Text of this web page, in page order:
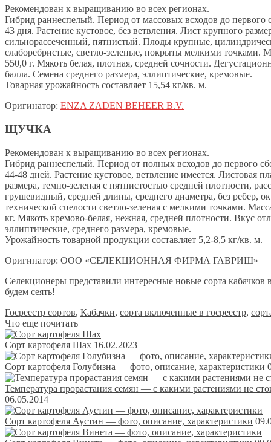
Рекомендован к выращиванию во всех регионах.
Гибрид раннеспелый. Период от массовых всходов до первого
43 дня. Растение кустовое, без ветвления. Лист крупного
сильнорассеченный, пятнистый. Плоды крупные,
слаборебристые, светло-зеленые, покрыты мелкими точками.
550,0 г. Мякоть белая, плотная, средней сочности.
балла. Семена среднего размера, эллиптические, кремовые.
Товарная урожайность составляет 15,54 кг/кв. м.
Оригинатор: ENZA ZADEN BEHEER B.V.
ЩУЧКА
Рекомендован к выращиванию во всех регионах.
Гибрид раннеспелый. Период от полных всходов до первого
44-48 дней. Растение кустовое, ветвление имеется. Листовая
размера, темно-зеленая с пятнистостью средней плотности,
грушевидный, средней длины, среднего диаметра, без ребер,
технической спелости светло-зеленая с мелкими точками.
кг. Мякоть кремово-белая, нежная, средней плотности. Вкус
эллиптические, среднего размера, кремовые.
Урожайность товарной продукции составляет 5,2-8,5 кг/кв. м.
Оригинатор: ООО «СЕЛЕКЦИОННАЯ ФИРМА ГАВРИШ»
Селекционеры представили интересные новые сорта
будем сеять!
Госреестр сортов, Кабачки, сорта включенные в госреестр,
Что еще почитать
Сорт картофеля Шах 16.02.2023
Сорт картофеля Голубизна — фото, описание, характеристики
Температура прорастания семян — с какими растениями не
06.05.2014
Сорт картофеля Аустин — фото, описание, характеристики